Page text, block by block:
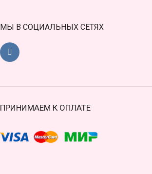
МЫ В СОЦИАЛЬНЫХ СЕТЯХ
ПРИНИМАЕМ К ОПЛАТЕ